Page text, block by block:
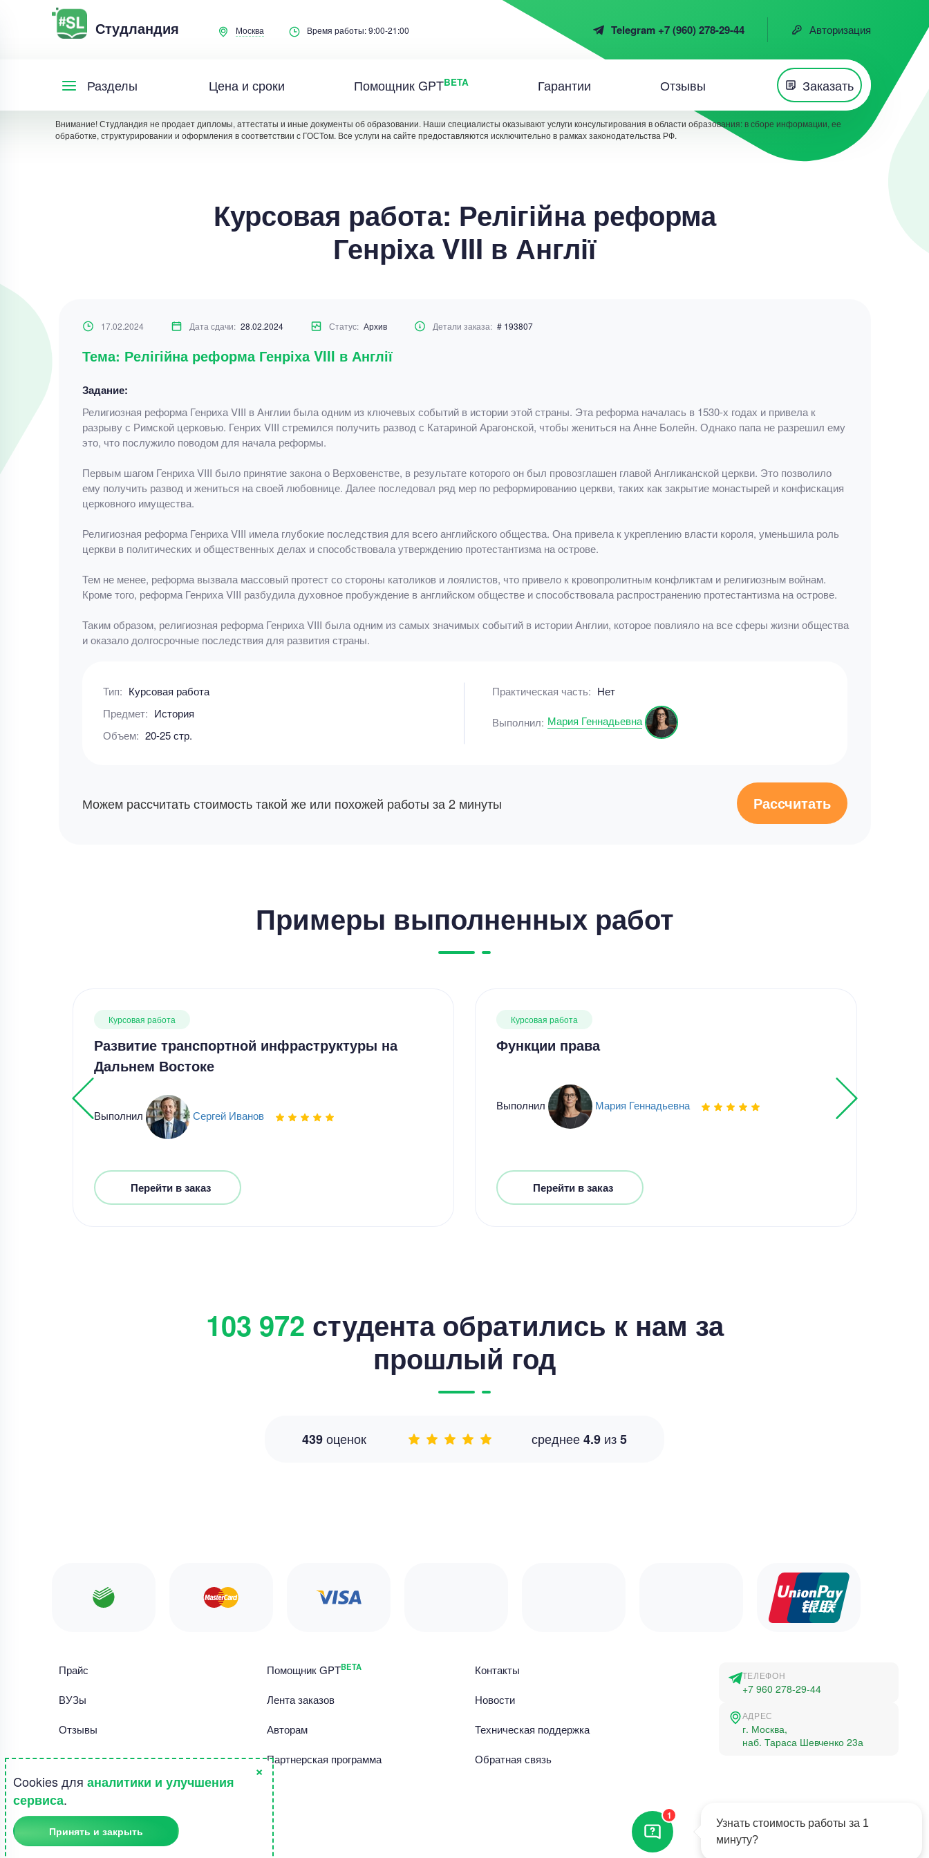
Студландия Москва Время работы: 9:00-21:00 Telegram +7 (960) 278-29-44 Авторизация
Разделы Цена и сроки Помощник GPTBETA Гарантии Отзывы Заказать
Внимание! Студландия не продает дипломы, аттестаты и иные документы об образовании. Наши специалисты оказывают услуги консультирования в области образования: в сборе информации, ее
обработке, структурировании и оформления в соответствии с ГОСТом. Все услуги на сайте предоставляются исключительно в рамках законодательства РФ.
Курсовая работа: Релігійна реформа
Генріха VIII в Англії
17.02.2024 Дата сдачи: 28.02.2024 Статус: Архив Детали заказа: # 193807
Тема: Релігійна реформа Генріха VIII в Англії
Задание:
Религиозная реформа Генриха VIII в Англии была одним из ключевых событий в истории этой страны. Эта реформа началась в 1530-х годах и привела к
разрыву с Римской церковью. Генрих VIII стремился получить развод с Катариной Арагонской, чтобы жениться на Анне Болейн. Однако папа не разрешил ему
это, что послужило поводом для начала реформы.
Первым шагом Генриха VIII было принятие закона о Верховенстве, в результате которого он был провозглашен главой Англиканской церкви. Это позволило
ему получить развод и жениться на своей любовнице. Далее последовал ряд мер по реформированию церкви, таких как закрытие монастырей и конфискация
церковного имущества.
Религиозная реформа Генриха VIII имела глубокие последствия для всего английского общества. Она привела к укреплению власти короля, уменьшила роль
церкви в политических и общественных делах и способствовала утверждению протестантизма на острове.
Тем не менее, реформа вызвала массовый протест со стороны католиков и лоялистов, что привело к кровопролитным конфликтам и религиозным войнам.
Кроме того, реформа Генриха VIII разбудила духовное пробуждение в английском обществе и способствовала распространению протестантизма на острове.
Таким образом, религиозная реформа Генриха VIII была одним из самых значимых событий в истории Англии, которое повлияло на все сферы жизни общества
и оказало долгосрочные последствия для развития страны.
Тип: Курсовая работа
Предмет: История
Объем: 20-25 стр.
Практическая часть: Нет
Выполнил: Мария Геннадьевна
Можем рассчитать стоимость такой же или похожей работы за 2 минуты Рассчитать
Примеры выполненных работ
Курсовая работа
Развитие транспортной инфраструктуры на
Дальнем Востоке
Выполнил Сергей Иванов
Перейти в заказ
Курсовая работа
Функции права
Выполнил Мария Геннадьевна
Перейти в заказ
103 972 студента обратились к нам за
прошлый год
439оценок среднее4.9 из5
1
Узнать стоимость работы за 1
минуту?
Прайс
ВУЗы
Отзывы
Библиотека работ
Правила использования сайта
Полезное
Помощник GPTBETA
Лента заказов
Авторам
Партнерская программа
Контакты
Новости
Техническая поддержка
Обратная связь
ТЕЛЕФОН
+7 960 278-29-44
АДРЕС
г. Москва,
наб. Тараса Шевченко 23а
Все права защищены
Cookies для аналитики и улучшения
сервиса.
×
Принять и закрыть